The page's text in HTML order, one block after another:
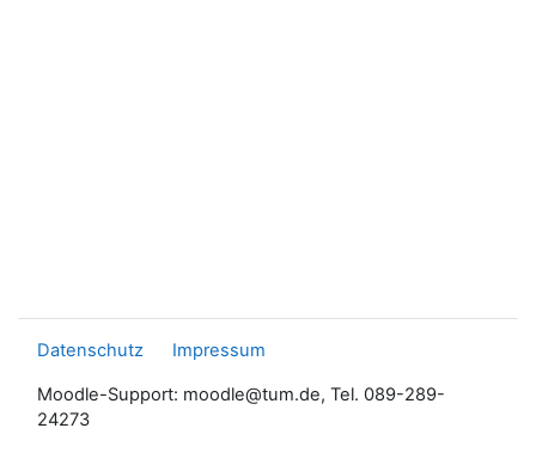
Datenschutz Impressum
Moodle-Support: moodle@tum.de, Tel. 089-289-
24273